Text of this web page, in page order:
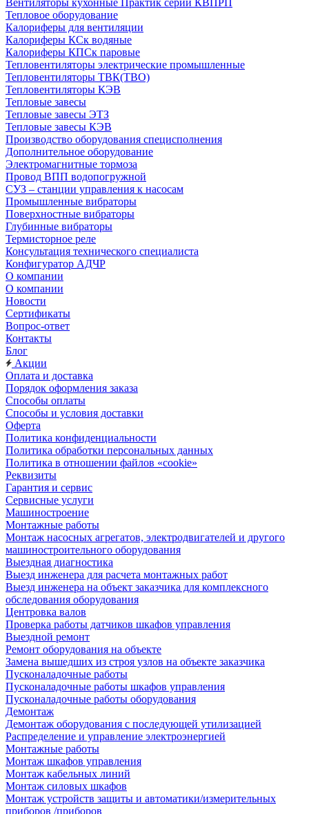
Вентиляторы кухонные Практик серии КВПРП
Тепловое оборудование
Калориферы для вентиляции
Калориферы КСк водяные
Калориферы КПСк паровые
Тепловентиляторы электрические промышленные
Тепловентиляторы ТВК(ТВО)
Тепловентиляторы КЭВ
Тепловые завесы
Тепловые завесы ЭТЗ
Тепловые завесы КЭВ
Производство оборудования специсполнения
Дополнительное оборудование
Электромагнитные тормоза
Провод ВПП водопогружной
СУЗ – станции управления к насосам
Промышленные вибраторы
Поверхностные вибраторы
Глубинные вибраторы
Термисторное реле
Консультация технического специалиста
Конфигуратор АДЧР
О компании
О компании
Новости
Сертификаты
Вопрос-ответ
Контакты
Блог
Акции
Оплата и доставка
Порядок оформления заказа
Способы оплаты
Способы и условия доставки
Оферта
Политика конфиденциальности
Политика обработки персональных данных
Политика в отношении файлов «cookie»
Реквизиты
Гарантия и сервис
Сервисные услуги
Машиностроение
Монтажные работы
Монтаж насосных агрегатов, электродвигателей и другого
машиностроительного оборудования
Выездная диагностика
Выезд инженера для расчета монтажных работ
Выезд инженера на объект заказчика для комплексного
обследования оборудования
Центровка валов
Проверка работы датчиков шкафов управления
Выездной ремонт
Ремонт оборудования на объекте
Замена вышедших из строя узлов на объекте заказчика
Пусконаладочные работы
Пусконаладочные работы шкафов управления
Пусконаладочные работы оборудования
Демонтаж
Демонтаж оборудования с последующей утилизацией
Распределение и управление электроэнергией
Монтажные работы
Монтаж шкафов управления
Монтаж кабельных линий
Монтаж силовых шкафов
Монтаж устройств защиты и автоматики/измерительных
приборов /приборов